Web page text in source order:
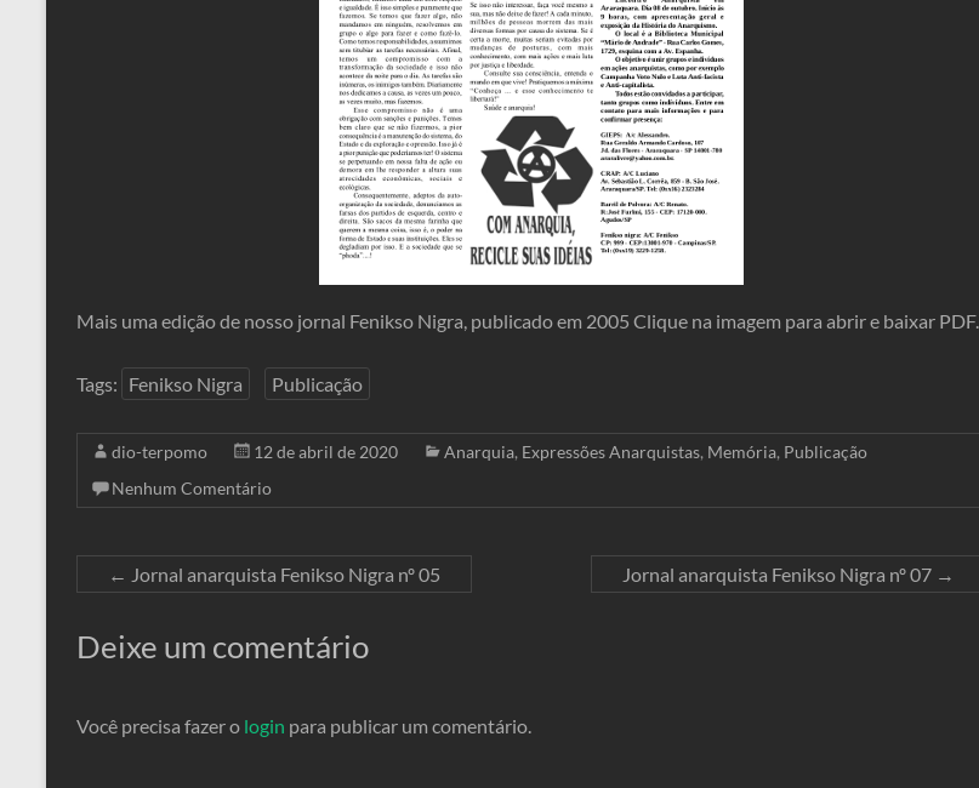
Mais uma edição de nosso jornal Fenikso Nigra, publicado em 2005 Clique na imagem para abrir e baixar PDF.
Tags: Fenikso Nigra Publicação
dio-terpomo 12 de abril de 2020 Anarquia, Expressões Anarquistas, Memória, Publicação
Nenhum Comentário
← Jornal anarquista Fenikso Nigra nº 05 Jornal anarquista Fenikso Nigra nº 07 →
Deixe um comentário
Você precisa fazer o login para publicar um comentário.